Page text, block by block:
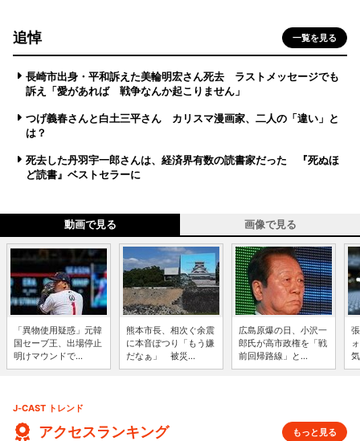
追悼 一覧を見る
長崎市出身・平和訴えた美輪明宏さん死去 ラストメッセージでも
訴え「愛があれば 戦争なんか起こりません」
つげ義春さんと白土三平さん カリスマ漫画家、二人の「違い」と
は？
死去した丹羽宇一郎さんは、経済界有数の読書家だった 『死ぬほ
ど読書』ベストセラーに
動画で見る 画像で見る
「異物使用疑惑」元韓
国セーブ王、出場停止
明けマウンドで...
熊本市長、相次ぐ余震
に本音ぽつり「もう嫌
だなぁ」 被災...
広島原爆の日、小沢一
郎氏が高市政権を「戦
前回帰路線」と...
J-CAST トレンド
アクセスランキング もっと見る